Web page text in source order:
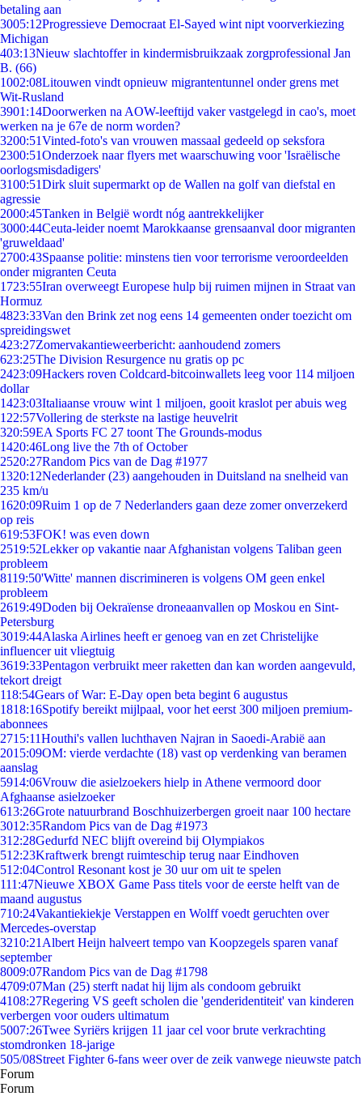
betaling aan
3005:12Progressieve Democraat El-Sayed wint nipt voorverkiezing
Michigan
403:13Nieuw slachtoffer in kindermisbruikzaak zorgprofessional Jan
B. (66)
1002:08Litouwen vindt opnieuw migrantentunnel onder grens met
Wit-Rusland
3901:14Doorwerken na AOW-leeftijd vaker vastgelegd in cao's, moet
werken na je 67e de norm worden?
3200:51Vinted-foto's van vrouwen massaal gedeeld op seksfora
2300:51Onderzoek naar flyers met waarschuwing voor 'Israëlische
oorlogsmisdadigers'
3100:51Dirk sluit supermarkt op de Wallen na golf van diefstal en
agressie
2000:45Tanken in België wordt nóg aantrekkelijker
3000:44Ceuta-leider noemt Marokkaanse grensaanval door migranten
'gruweldaad'
2700:43Spaanse politie: minstens tien voor terrorisme veroordeelden
onder migranten Ceuta
1723:55Iran overweegt Europese hulp bij ruimen mijnen in Straat van
Hormuz
4823:33Van den Brink zet nog eens 14 gemeenten onder toezicht om
spreidingswet
423:27Zomervakantieweerbericht: aanhoudend zomers
623:25The Division Resurgence nu gratis op pc
2423:09Hackers roven Coldcard-bitcoinwallets leeg voor 114 miljoen
dollar
1423:03Italiaanse vrouw wint 1 miljoen, gooit kraslot per abuis weg
1 22:57Vollering de sterkste na lastige heuvelrit
320:59EA Sports FC 27 toont The Grounds-modus
1420:46Long live the 7th of October
2520:27Random Pics van de Dag #1977
1320:12Nederlander (23) aangehouden in Duitsland na snelheid van
235 km/u
1620:09Ruim 1 op de 7 Nederlanders gaan deze zomer onverzekerd
op reis
619:53FOK! was even down
2519:52Lekker op vakantie naar Afghanistan volgens Taliban geen
probleem
8119:50'Witte' mannen discrimineren is volgens OM geen enkel
probleem
2619:49Doden bij Oekraïense droneaanvallen op Moskou en Sint-
Petersburg
3019:44Alaska Airlines heeft er genoeg van en zet Christelijke
influencer uit vliegtuig
3619:33Pentagon verbruikt meer raketten dan kan worden aangevuld,
tekort dreigt
118:54Gears of War: E-Day open beta begint 6 augustus
1818:16Spotify bereikt mijlpaal, voor het eerst 300 miljoen premium-
abonnees
2715:11Houthi's vallen luchthaven Najran in Saoedi-Arabië aan
2015:09OM: vierde verdachte (18) vast op verdenking van beramen
aanslag
5914:06Vrouw die asielzoekers hielp in Athene vermoord door
Afghaanse asielzoeker
613:26Grote natuurbrand Boschhuizerbergen groeit naar 100 hectare
3012:35Random Pics van de Dag #1973
312:28Gedurfd NEC blijft overeind bij Olympiakos
512:23Kraftwerk brengt ruimteschip terug naar Eindhoven
512:04Control Resonant kost je 30 uur om uit te spelen
111:47Nieuwe XBOX Game Pass titels voor de eerste helft van de
maand augustus
710:24Vakantiekiekje Verstappen en Wolff voedt geruchten over
Mercedes-overstap
3210:21 Albert Heijn halveert tempo van Koopzegels sparen vanaf
september
8009:07Random Pics van de Dag #1798
4709:07Man (25) sterft nadat hij lijm als condoom gebruikt
4108:27Regering VS geeft scholen die 'genderidentiteit' van kinderen
verbergen voor ouders ultimatum
5007:26Twee Syriërs krijgen 11 jaar cel voor brute verkrachting
stomdronken 18-jarige
505/08Street Fighter 6-fans weer over de zeik vanwege nieuwste patch
Forum
Forum